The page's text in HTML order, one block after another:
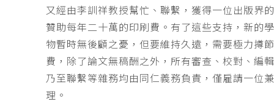
又經由李訓祥教授幫忙、聯繫，獲得一位出版界
贊助每年二十萬的印刷費。有了這些支持，新的
物暫時無後顧之憂，但要維持久遠，需要極力撙
費，除了論文無稿酬之外，所有審查、校對、編
乃至聯繫等雜務均由同仁義務負責，僅雇請一位
理。